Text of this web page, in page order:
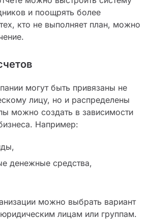
и поощрять более
кто не выполняет план, можно
могут быть привязаны не
лицу, но и распределены
можно создать в зависимости
Например:
денежные средства,
можно выбрать вариант
лицам или группам.